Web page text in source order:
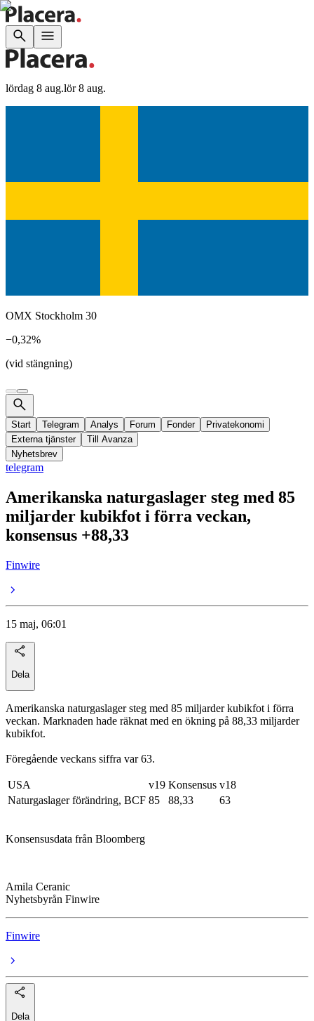
lördag 8 aug.lör 8 aug.
OMX Stockholm 30
−0,32%
(vid stängning)
Start Telegram Analys Forum Fonder
Privatekonomi
Externa tjänster
Till Avanza
Nyhetsbrev
telegram
Amerikanska naturgaslager steg med 85
miljarder kubikfot i förra veckan,
konsensus +88,33
Finwire
15 maj, 06:01
Dela
Amerikanska naturgaslager steg med 85 miljarder kubikfot i förra
veckan. Marknaden hade räknat med en ökning på 88,33 miljarder
kubikfot.
Föregående veckans siffra var 63.
USA v19 Konsensus v18
Naturgaslager förändring, BCF 85 88,33 63
Konsensusdata från Bloomberg
Amila Ceranic
Nyhetsbyrån Finwire
Finwire
Dela